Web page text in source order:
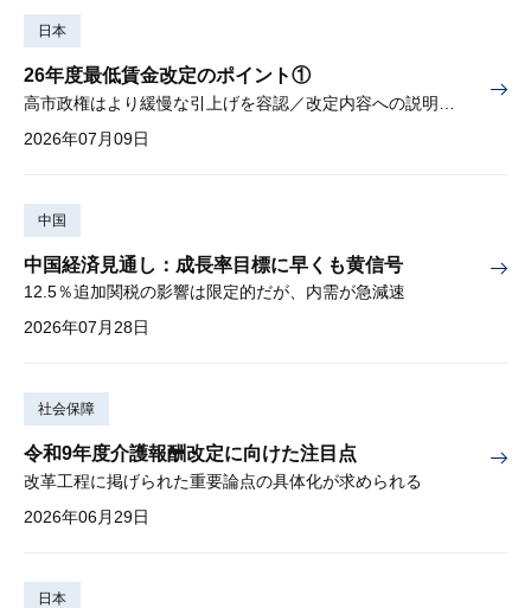
日本
26年度最低賃金改定のポイント①
2026年07月09日
中国
中国経済見通し：成長率目標に早くも黄信号
12.5％追加関税の影響は限定的だが、内需が急減速
2026年07月28日
社会保障
令和9年度介護報酬改定に向けた注目点
改革工程に掲げられた重要論点の具体化が求められる
2026年06月29日
日本